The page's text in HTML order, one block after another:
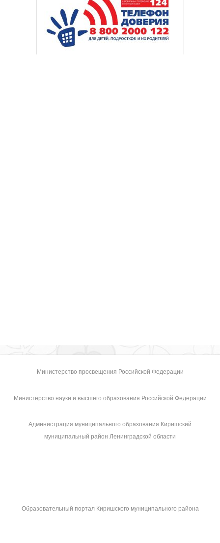
Министерство просвещения Российской Федерации
Министерство науки и высшего образования Российской Федерации
Администрация муниципального образования Киришский
муниципальный район Ленинградской области
Образовательный портал Киришского муниципального района